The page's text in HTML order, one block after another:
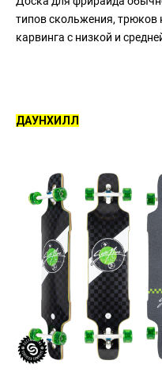
типов скольжения, трюков
карвинга с низкой и
ДАУНХИЛЛ